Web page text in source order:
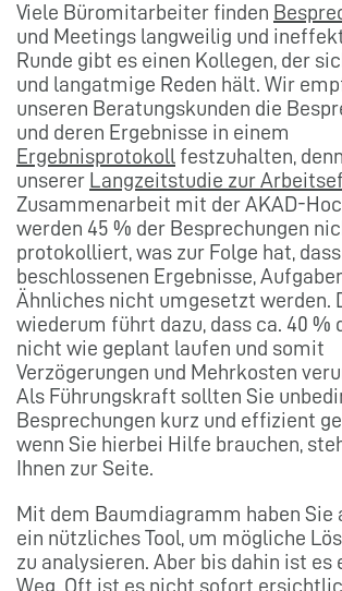
Viele Büromitarbeiter finden
und Meetings langweilig und
Runde gibt es einen Kollegen, der
und langatmige Reden hält. Wir
unseren Beratungskunden die
und deren Ergebnisse in einem
Ergebnisprotokoll festzuhalten,
unserer Langzeitstudie zur
Zusammenarbeit mit der AKAD-
werden 45 % der Besprechungen
protokolliert, was zur Folge hat,
beschlossenen Ergebnisse,
Ähnliches nicht umgesetzt werden.
wiederum führt dazu, dass ca. 40 %
nicht wie geplant laufen und somit
Verzögerungen und Mehrkosten
Als Führungskraft sollten Sie
Besprechungen kurz und effizient
wenn Sie hierbei Hilfe brauchen,
Ihnen zur Seite.
Mit dem Baumdiagramm haben Sie
ein nützliches Tool, um mögliche
zu analysieren. Aber bis dahin ist es
Weg. Oft ist es nicht sofort